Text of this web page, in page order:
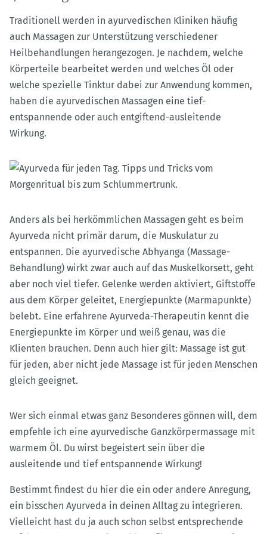
Traditionell werden in ayurvedischen Kliniken häufig
auch Massagen zur Unterstützung verschiedener
Heilbehandlungen herangezogen. Je nachdem, welche
Körperteile bearbeitet werden und welches Öl oder
welche spezielle Tinktur dabei zur Anwendung kommen,
haben die ayurvedischen Massagen eine tief-
entspannende oder auch entgiftend-ausleitende
Wirkung.
Anders als bei herkömmlichen Massagen geht es beim
Ayurveda nicht primär darum, die Muskulatur zu
entspannen. Die ayurvedische Abhyanga (Massage-
Behandlung) wirkt zwar auch auf das Muskelkorsett, geht
aber noch viel tiefer. Gelenke werden aktiviert, Giftstoffe
aus dem Körper geleitet, Energiepunkte (Marmapunkte)
belebt. Eine erfahrene Ayurveda-Therapeutin kennt die
Energiepunkte im Körper und weiß genau, was die
Klienten brauchen. Denn auch hier gilt: Massage ist gut
für jeden, aber nicht jede Massage ist für jeden Menschen
gleich geeignet.
Wer sich einmal etwas ganz Besonderes gönnen will, dem
empfehle ich eine ayurvedische Ganzkörpermassage mit
warmem Öl. Du wirst begeistert sein über die
ausleitende und tief entspannende Wirkung!
Bestimmt findest du hier die ein oder andere Anregung,
ein bisschen Ayurveda in deinen Alltag zu integrieren.
Vielleicht hast du ja auch schon selbst entsprechende